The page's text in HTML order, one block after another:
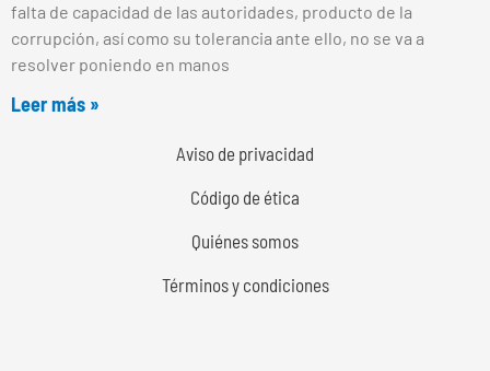
falta de capacidad de las autoridades, producto de la
corrupción, así como su tolerancia ante ello, no se va a
resolver poniendo en manos
Leer más »
Aviso de privacidad
Código de ética
Quiénes somos
Términos y condiciones